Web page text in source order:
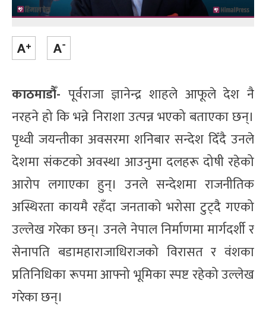
काठमाडौँ- पूर्वराजा ज्ञानेन्द्र शाहले आफूले देश नै
नरहने हो कि भन्ने निराशा उत्पन्न भएको बताएका छन्।
पृथ्वी जयन्तीका अवसरमा शनिबार सन्देश दिँदै उनले
देशमा संकटको अवस्था आउनुमा दलहरू दोषी रहेको
आरोप लगाएका हुन्। उनले सन्देशमा राजनीतिक
अस्थिरता कायमै रहँदा जनताको भरोसा टुट्दै गएको
उल्लेख गरेका छन्। उनले नेपाल निर्माणमा मार्गदर्शी र
सेनापति बडामहाराजाधिराजको विरासत र वंशका
प्रतिनिधिका रूपमा आफ्नो भूमिका स्पष्ट रहेको उल्लेख
गरेका छन्।